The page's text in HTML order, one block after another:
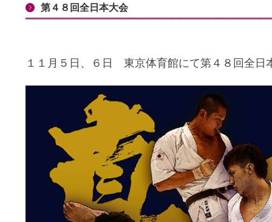
第４８回全日本大会
１１月５日、６日 東京体育館にて第４８回全日